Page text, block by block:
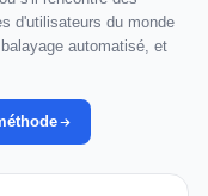
d'utilisateurs du monde
automatisé, et